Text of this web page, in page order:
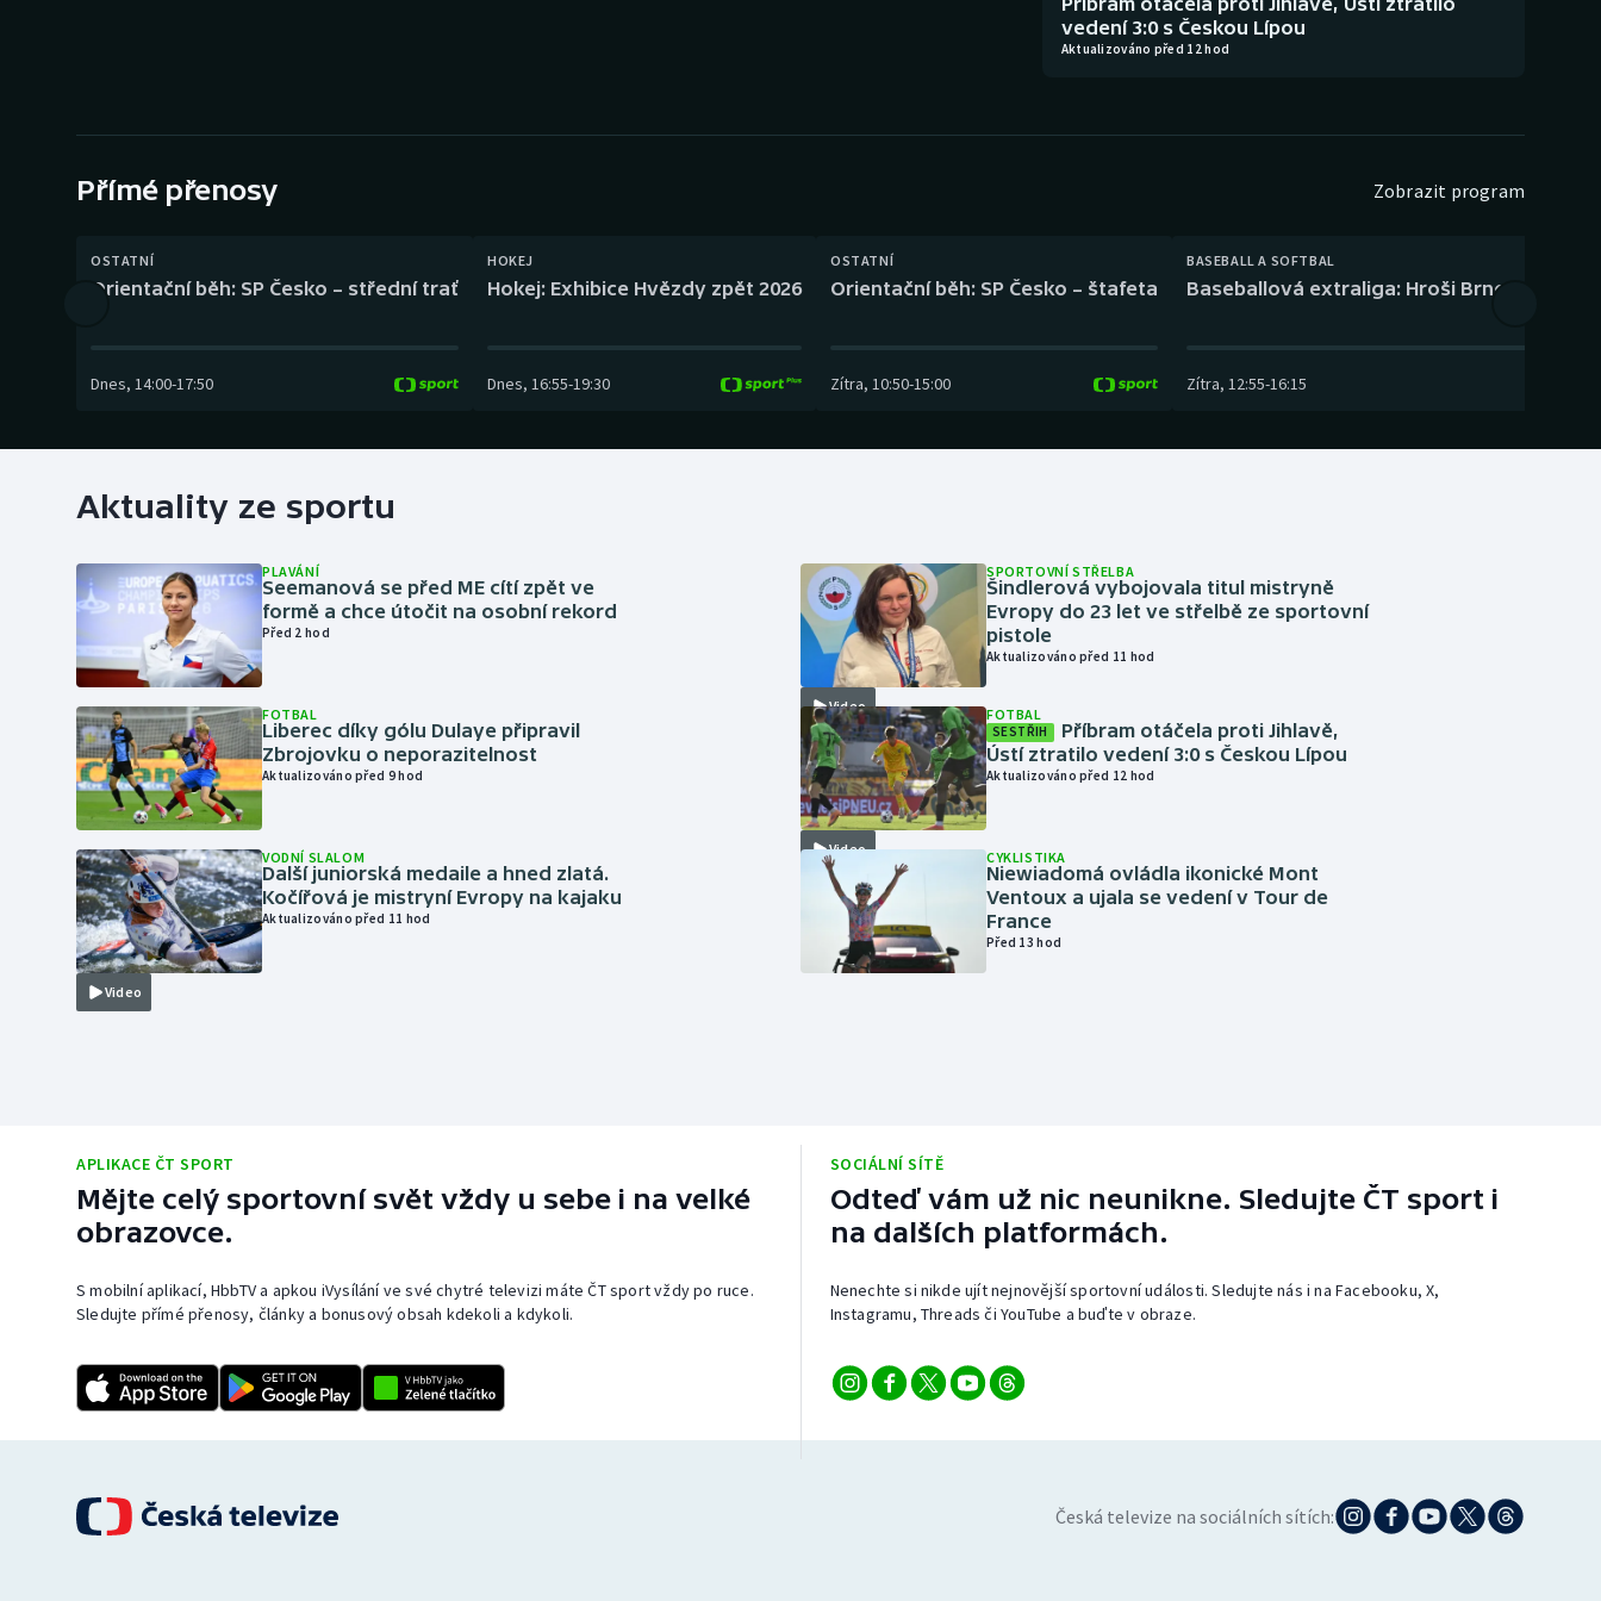
Gymnastika Plážový volejbal
vedení 3:0 s Českou Lípou
Aktualizováno před 12 hod
Přímé přenosy Zobrazit program
OSTATNÍ
Orientační běh: SP Česko – střední trať
Dnes, 14:00-17:50
HOKEJ
Hokej: Exhibice Hvězdy zpět 2026
Dnes, 16:55-19:30
OSTATNÍ
Orientační běh: SP Česko – štafeta
Zítra, 10:50-15:00
BASEBALL A SOFTBAL
Baseballová extraliga: Hroši Brno – Eagles
Zítra, 12:55-16:15
Aktuality ze sportu
PLAVÁNÍ
Seemanová se před ME cítí zpět ve
formě a chce útočit na osobní rekord
Před 2 hod
FOTBAL
Liberec díky gólu Dulaye připravil
Zbrojovku o neporazitelnost
Aktualizováno před 9 hod
Video
VODNÍ SLALOM
Další juniorská medaile a hned zlatá.
Kočířová je mistryní Evropy na kajaku
Aktualizováno před 11 hod
Video
SPORTOVNÍ STŘELBA
Šindlerová vybojovala titul mistryně
Evropy do 23 let ve střelbě ze sportovní
pistole
Aktualizováno před 11 hod
Video
FOTBAL
SESTŘIH
Příbram otáčela proti Jihlavě,
Ústí ztratilo vedení 3:0 s Českou Lípou
Aktualizováno před 12 hod
CYKLISTIKA
Niewiadomá ovládla ikonické Mont
Ventoux a ujala se vedení v Tour de
France
Před 13 hod
APLIKACE ČT SPORT
Mějte celý sportovní svět vždy u sebe i na velké
obrazovce.
S mobilní aplikací, HbbTV a apkou iVysílání ve své chytré televizi máte ČT sport vždy po ruce.
Sledujte přímé přenosy, články a bonusový obsah kdekoli a kdykoli.
SOCIÁLNÍ SÍTĚ
Odteď vám už nic neunikne. Sledujte ČT sport i
na dalších platformách.
Nenechte si nikde ujít nejnovější sportovní události. Sledujte nás i na Facebooku, X,
Instagramu, Threads či YouTube a buďte v obraze.
Česká televize na sociálních sítích: